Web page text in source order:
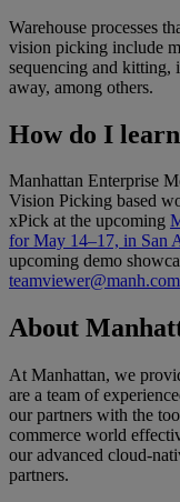
Warehouse processes
vision picking include
sequencing and kitting,
away, among others.
How do I
Manhattan Enterprise
Vision Picking based
xPick at the upcoming
for May 14–17, in San
upcoming demo
teamviewer@manh.com
About
At Manhattan, we
are a team of
our partners with the
commerce world
our advanced cloud-
partners.